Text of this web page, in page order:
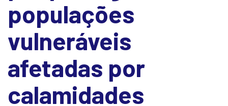
populações
vulneráveis
afetadas por
calamidades